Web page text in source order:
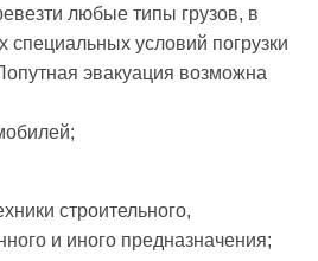
любые типы грузов, в
условий погрузки
эвакуация возможна
строительного,
и иного предназначения;